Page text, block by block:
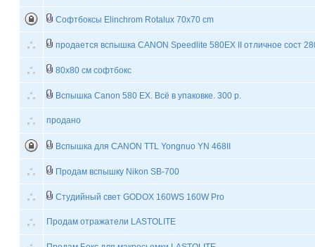
Софтбоксы Elinchrom Rotalux 70x70 cm
продается вспышка CANON Speedlite 580EX II отличное сост
80x80 см софтбокс
Вспышка Canon 580 EX. Всё в упаковке. 300 р.
продано
Вспышка для CANON TTL Yongnuo YN 468II
Продам вспышку Nikon SB-700
Студийный свет GODOX 160WS 160W Pro
Продам отражатели LASTOLITE